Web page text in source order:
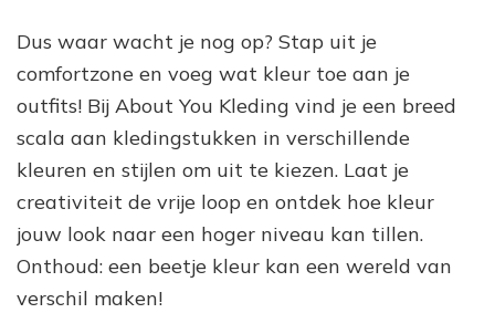
Dus waar wacht je nog op? Stap uit je
comfortzone en voeg wat kleur toe aan je
outfits! Bij About You Kleding vind je een breed
scala aan kledingstukken in verschillende
kleuren en stijlen om uit te kiezen. Laat je
creativiteit de vrije loop en ontdek hoe kleur
jouw look naar een hoger niveau kan tillen.
Onthoud: een beetje kleur kan een wereld van
verschil maken!